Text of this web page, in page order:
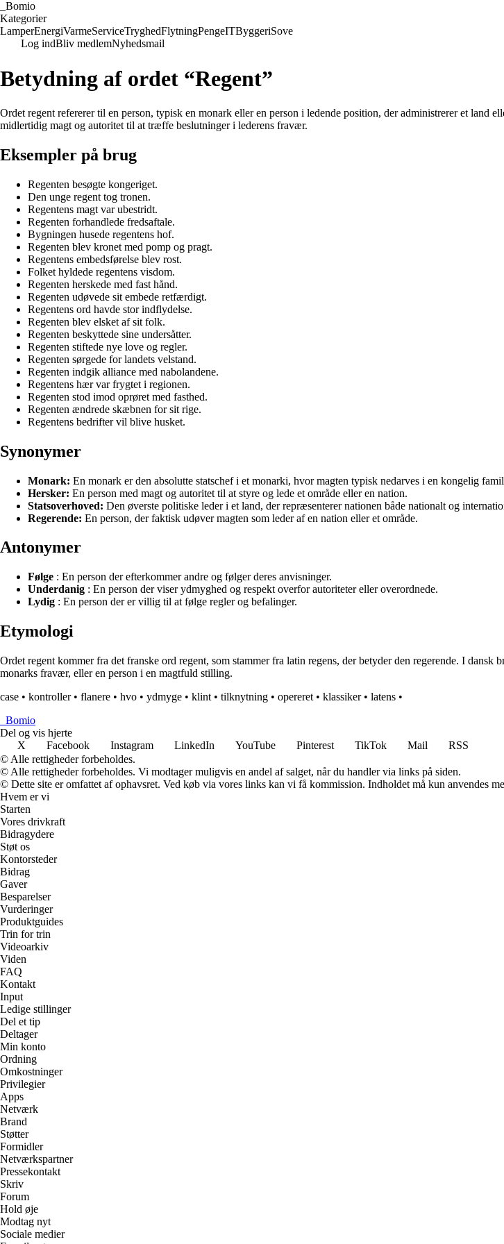
Bomio
Kategorier
LamperEnergiVarmeServiceTryghedFlytningPengeITByggeriSove
Log indBliv medlemNyhedsmail
Betydning af ordet “Regent”
Ordet regent refererer til en person, typisk en monark eller en person i ledende position, der administrerer et land
midlertidig magt og autoritet til at træffe beslutninger i lederens fravær.
Eksempler på brug
Regenten besøgte kongeriget.
Den unge regent tog tronen.
Regentens magt var ubestridt.
Regenten forhandlede fredsaftale.
Bygningen husede regentens hof.
Regenten blev kronet med pomp og pragt.
Regentens embedsførelse blev rost.
Folket hyldede regentens visdom.
Regenten herskede med fast hånd.
Regenten udøvede sit embede retfærdigt.
Regentens ord havde stor indflydelse.
Regenten blev elsket af sit folk.
Regenten beskyttede sine undersåtter.
Regenten stiftede nye love og regler.
Regenten sørgede for landets velstand.
Regenten indgik alliance med nabolandene.
Regentens hær var frygtet i regionen.
Regenten stod imod oprøret med fasthed.
Regenten ændrede skæbnen for sit rige.
Regentens bedrifter vil blive husket.
Synonymer
Monark: En monark er den absolutte statschef i et monarki, hvor magten typisk nedarves i en kongelig
Hersker: En person med magt og autoritet til at styre og lede et område eller en nation.
Statsoverhoved: Den øverste politiske leder i et land, der repræsenterer nationen både nationalt og
Regerende: En person, der faktisk udøver magten som leder af en nation eller et område.
Antonymer
Følge : En person der efterkommer andre og følger deres anvisninger.
Underdanig : En person der viser ydmyghed og respekt overfor autoriteter eller overordnede.
Lydig : En person der er villig til at følge regler og befalinger.
Etymologi
Ordet regent kommer fra det franske ord regent, som stammer fra latin regens, der betyder den regerende. I
monarks fravær, eller en person i en magtfuld stilling.
case • kontroller• flanere • hvo • ydmyge • klint • tilknytning • opereret • klassiker• latens •
Bomio
Del og vis hjerte
X
Facebook Instagram LinkedIn YouTube Pinterest TikTok Mail
RSS
© Alle rettigheder forbeholdes.
© Alle rettigheder forbeholdes. Vi modtager muligvis en andel af salget, når du handler via links på siden.
© Dette site er omfattet af ophavsret. Ved køb via vores links kan vi få kommission. Indholdet må kun anvendes
Hvem er vi
Starten
Vores drivkraft
Bidragydere
Støt os
Kontorsteder
Bidrag
Gaver
Besparelser
Vurderinger
Produktguides
Trin for trin
Videoarkiv
Viden
FAQ
Kontakt
Input
Ledige stillinger
Del et tip
Deltager
Min konto
Ordning
Omkostninger
Privilegier
Apps
Netværk
Brand
Støtter
Formidler
Netværkspartner
Pressekontakt
Skriv
Forum
Hold øje
Modtag nyt
Sociale medier